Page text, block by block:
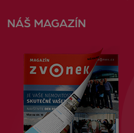
NÁŠ MAGAZÍN